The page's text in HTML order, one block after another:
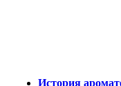
История